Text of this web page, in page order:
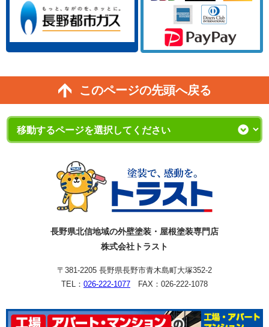
このページの先頭へ戻る
長野県北信地域の外壁塗装・屋根塗装専門店
株式会社トラスト
〒381-2205 長野県長野市青木島町大塚352-2
TEL： 026-222-1077 FAX：026-222-1078